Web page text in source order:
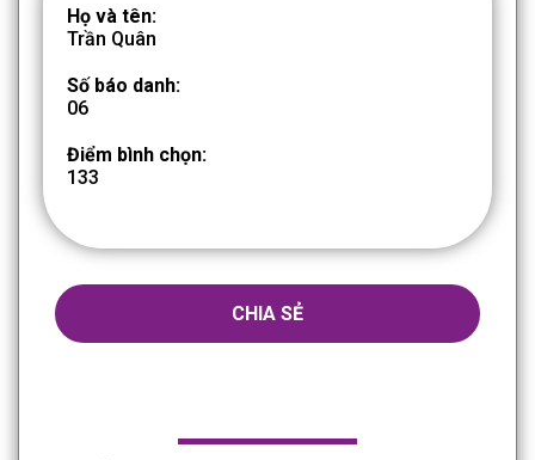
Họ và tên:
Trần Quân
Số báo danh:
06
Điểm bình chọn:
133
CHIA SẺ